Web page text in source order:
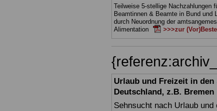
Teilweise 5-stellige Nachzahlungen
Beamtinnen & Beamte in Bund und
durch Neuordnung der
Alimentation
>>>zur
Urlaub und Freizeit in
Deutschland, z.B. Bremen
Sehnsucht nach Urlaub